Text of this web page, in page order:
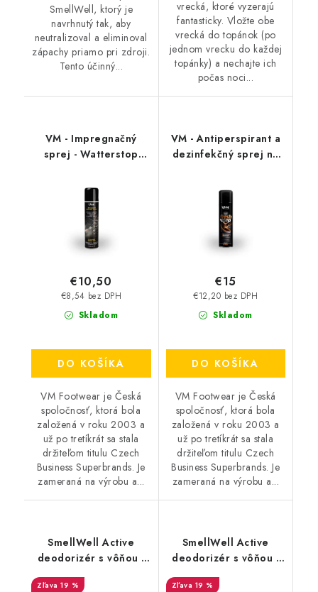
SmellWell, ktorý je
navrhnutý tak, aby
neutralizoval a eliminoval
zápachy priamo pri zdroji.
Tento účinný...
vrecká, ktoré vyzerajú
fantasticky. Vložte obe
vrecká do topánok (po
jednom vrecku do každej
topánky) a nechajte ich
počas noci...
VM - Impregnačný
sprej - Watterstop
Skladom
€8,54 bez DPH
€10,50
DO KOŠÍKA
VM Footwear je Česká
spoločnosť, ktorá bola
založená v roku 2003 a
už po tretíkrát sa stala
držiteľom titulu Czech
Business Superbrands. Je
zameraná na výrobu a...
VM - Antiperspirant a
dezinfekčný sprej na
Skladom
€12,20 bez DPH
€15
DO KOŠÍKA
VM Footwear je Česká
spoločnosť, ktorá bola
založená v roku 2003 a
už po tretíkrát sa stala
držiteľom titulu Czech
Business Superbrands. Je
zameraná na výrobu a...
SmellWell Active
deodorizér s vôňou -
Pink Zebra
19 %
SmellWell Active
deodorizér s vôňou -
Leopard Blue
19 %